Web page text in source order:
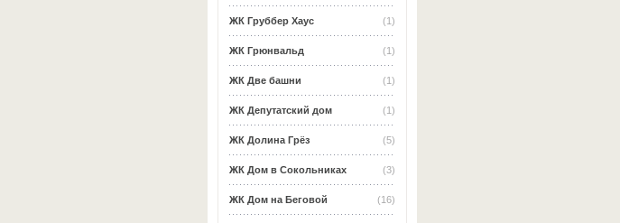
(1)
ЖК Груббер Хаус
(1)
ЖК Грюнвальд
(1)
ЖК Две башни
(1)
ЖК Депутатский дом
(5)
ЖК Долина Грёз
(3)
ЖК Дом в Сокольниках
(16)
ЖК Дом на Беговой